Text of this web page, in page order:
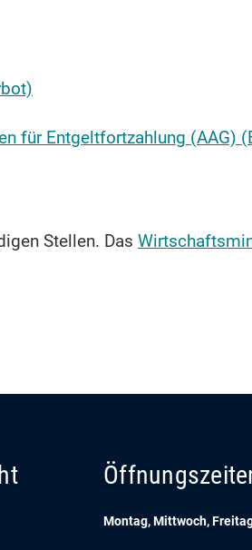
für Entgeltfortzahlung (AAG)
Stellen. Das
Montag, Mittwoch,